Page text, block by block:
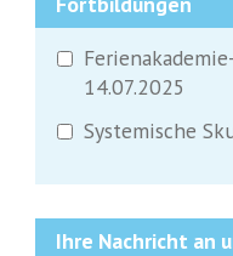
14.07.2025
Systemische
Ihre Nachricht an